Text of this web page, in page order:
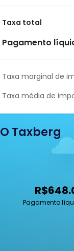
Taxa total
Pagamento
Taxa marginal de
Taxa média de
O Taxberg
Pagamento